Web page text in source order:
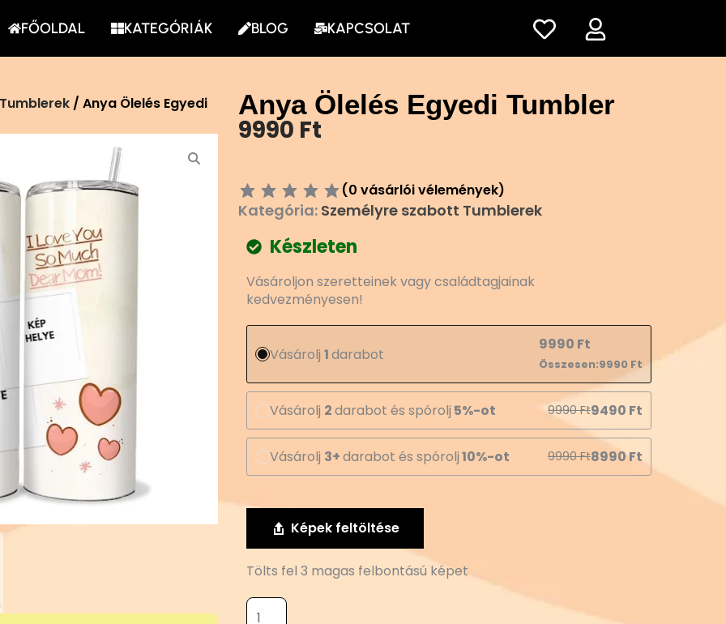
FŐOLDAL KATEGÓRIÁK BLOG KAPCSOLAT
/ Anya Ölelés Egyedi
Anya Ölelés Egyedi Tumbler
9990 Ft
(0 vásárlói vélemények)
Kategória: Személyre szabott Tumblerek
Készleten
Vásároljon szeretteinek vagy családtagjainak
kedvezményesen!
Vásárolj 1darabot
9990 Ft
Összesen:9990 Ft
Vásárolj 2darabot és spórolj 5%-ot 9990Ft9490 Ft
Vásárolj 3+darabot és spórolj10%-ot 9990Ft8990Ft
Képek feltöltése
Tölts fel 3 magas felbontású képet
Ölelés
Egyedi
Tumbler
mennyiség